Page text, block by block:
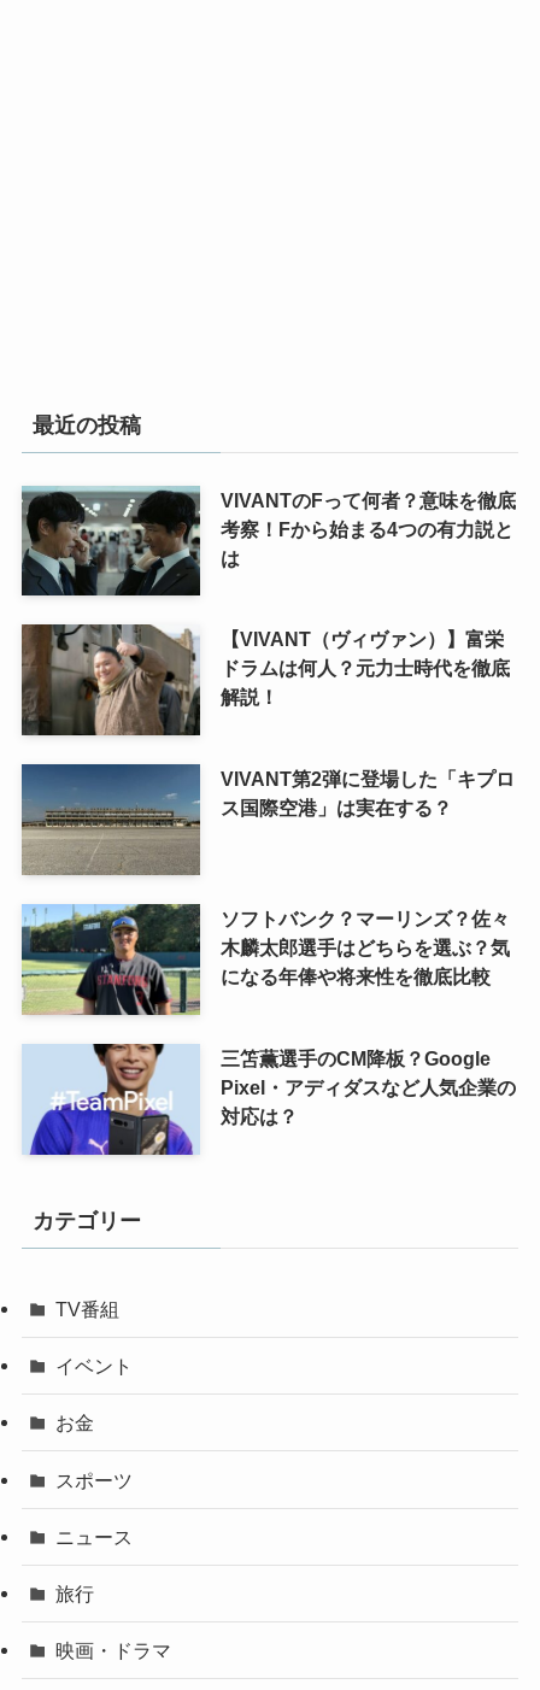
最近の投稿
VIVANTのFって何者？意味を徹底
考察！Fから始まる4つの有力説と
は
【VIVANT（ヴィヴァン）】富栄
ドラムは何人？元力士時代を徹底
解説！
VIVANT第2弾に登場した「キプロ
ス国際空港」は実在する？
ソフトバンク？マーリンズ？佐々
木麟太郎選手はどちらを選ぶ？気
になる年俸や将来性を徹底比較
三笘薫選手のCM降板？Google
Pixel・アディダスなど人気企業の
対応は？
カテゴリー
TV番組
イベント
お金
スポーツ
ニュース
旅行
映画・ドラマ